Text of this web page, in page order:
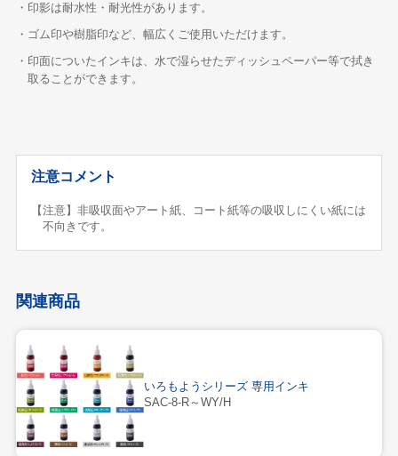
・印影は耐水性・耐光性があります。
・ゴム印や樹脂印など、幅広くご使用いただけます。
・印面についたインキは、水で湿らせたディッシュペーパー等で拭き
取ることができます。
注意コメント
【注意】非吸収面やアート紙、コート紙等の吸収しにくい紙には
不向きです。
関連商品
いろもようシリーズ 専用インキ
SAC-8-R～WY/H